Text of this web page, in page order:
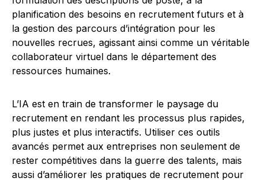
planification des besoins en recrutement futurs et à
la gestion des parcours d’intégration pour les
nouvelles recrues, agissant ainsi comme un véritable
collaborateur virtuel dans le département des
ressources humaines.
L’IA est en train de transformer le paysage du
recrutement en rendant les processus plus rapides,
plus justes et plus interactifs. Utiliser ces outils
avancés permet aux entreprises non seulement de
rester compétitives dans la guerre des talents, mais
aussi d’améliorer les pratiques de recrutement pour